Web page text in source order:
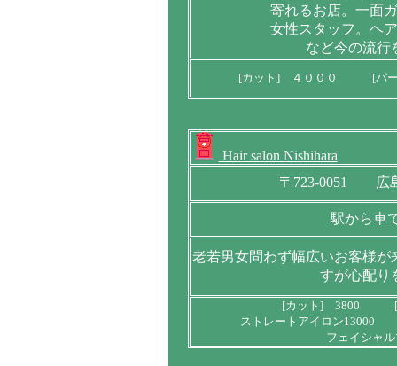
寄れるお店。一面
女性スタッフ。ヘ
など今の流行
[カット] ４０００ [パ
Hair salon Nishihara
〒723-0051 広
駅から車
老若男女問わず幅広いお客様
すが心配り
[カット] 3800 [
ストレートアイロン13000
フェイシャ